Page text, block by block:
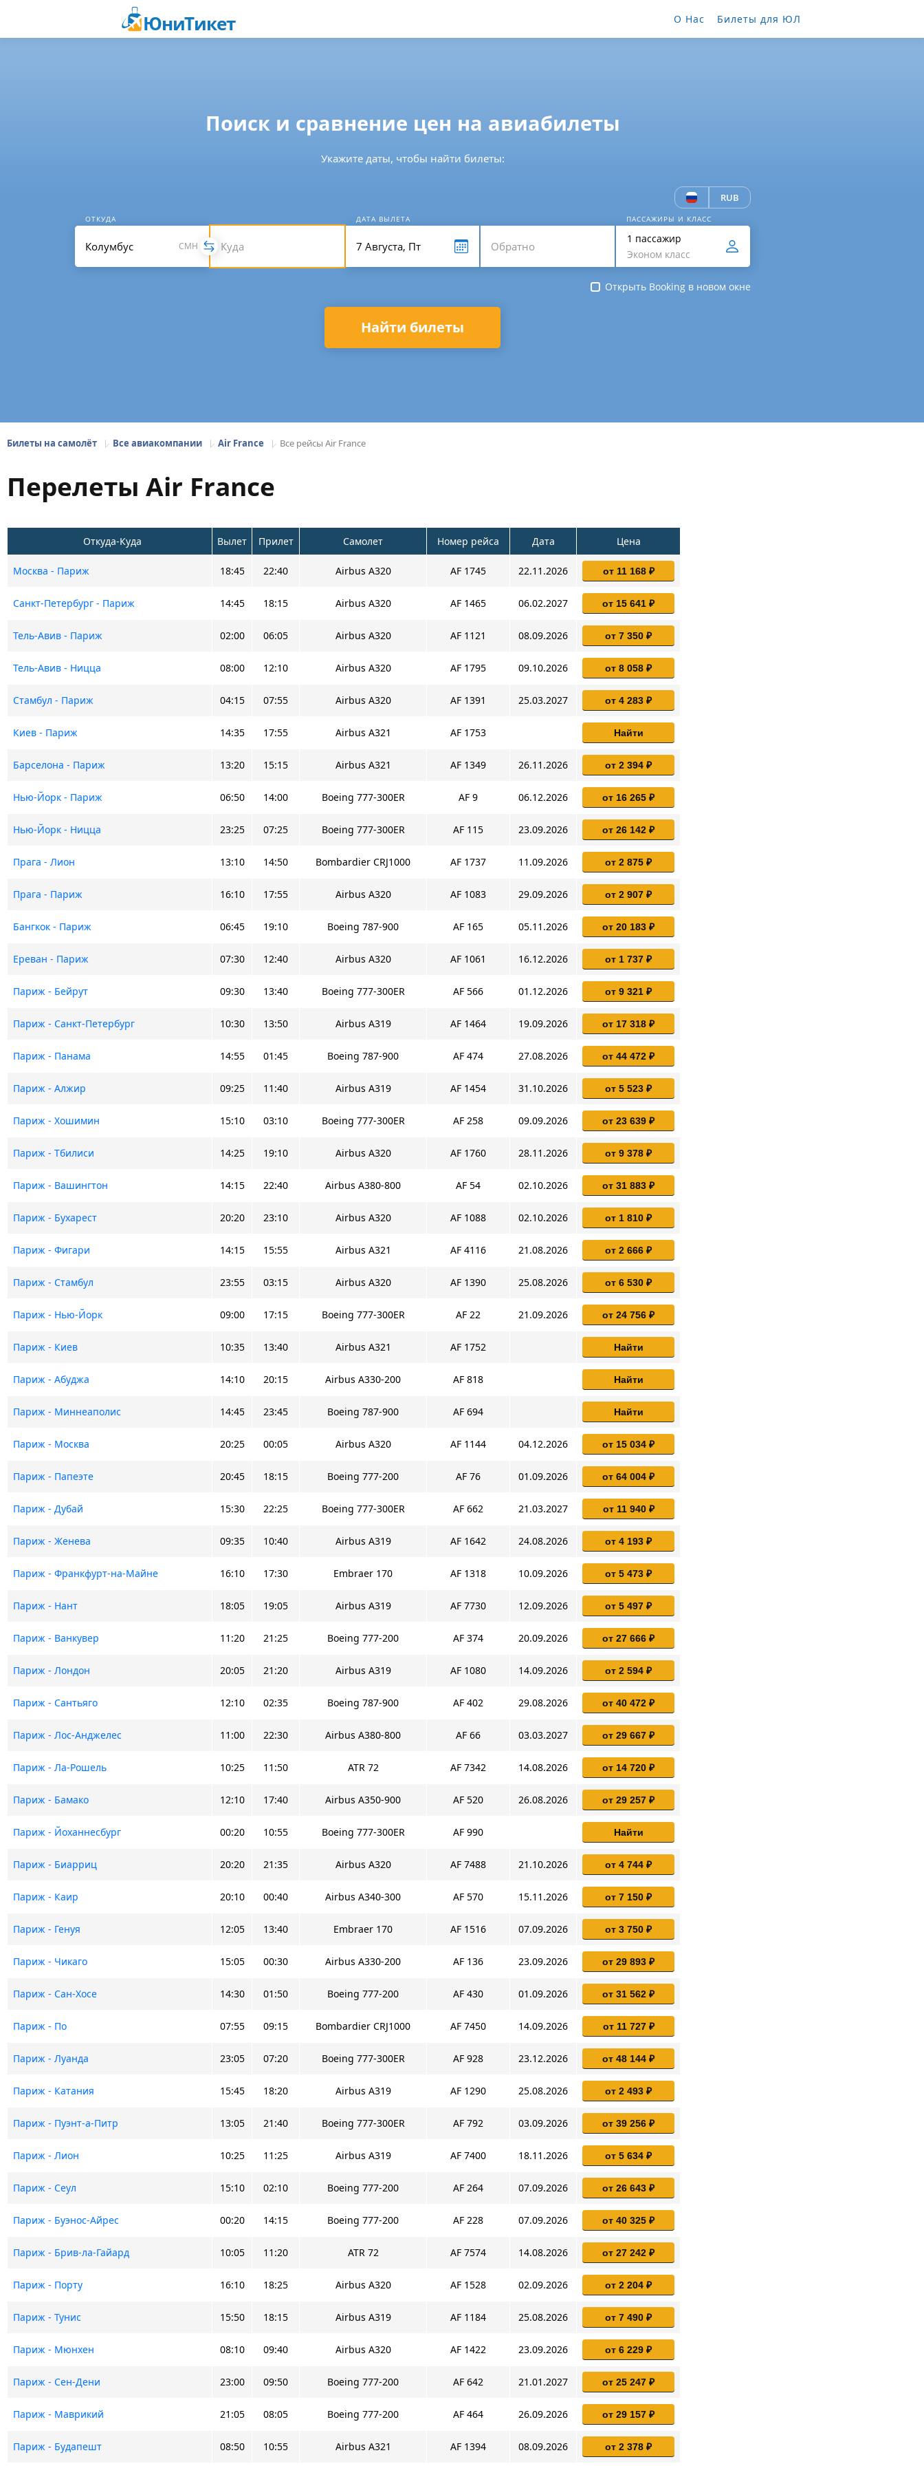
ЮниТикет О Нас Билеты для ЮЛ
Поиск и сравнение цен на авиабилеты
Укажите даты, чтобы найти билеты:
RUB
ОТКУДА
CMH
ДАТА ВЫЛЕТА ПАССАЖИРЫ И КЛАСС
1 пассажир
Эконом класс
Открыть Booking в новом окне
Найти билеты
Билеты на самолёт Все авиакомпании Air France Все рейсы Air France
Перелеты Air France
Откуда-Куда Вылет Прилет Самолет Номер рейса Дата Цена
Москва - Париж 18:45 22:40 Airbus A320 AF 1745 22.11.2026 от 11 168 ₽
Санкт-Петербург - Париж 14:45 18:15 Airbus A320 AF 1465 06.02.2027 от 15 641 ₽
Тель-Авив - Париж 02:00 06:05 Airbus A320 AF 1121 08.09.2026 от 7 350 ₽
Тель-Авив - Ницца 08:00 12:10 Airbus A320 AF 1795 09.10.2026 от 8 058 ₽
Стамбул - Париж 04:15 07:55 Airbus A320 AF 1391 25.03.2027 от 4 283 ₽
Киев - Париж 14:35 17:55 Airbus A321 AF 1753 Найти
Барселона - Париж 13:20 15:15 Airbus A321 AF 1349 26.11.2026 от 2 394 ₽
Нью-Йорк - Париж 06:50 14:00 Boeing 777-300ER AF 9 06.12.2026 от 16 265 ₽
Нью-Йорк - Ницца 23:25 07:25 Boeing 777-300ER AF 115 23.09.2026 от 26 142 ₽
Прага - Лион 13:10 14:50 Bombardier CRJ1000 AF 1737 11.09.2026 от 2 875 ₽
Прага - Париж 16:10 17:55 Airbus A320 AF 1083 29.09.2026 от 2 907 ₽
Бангкок - Париж 06:45 19:10 Boeing 787-900 AF 165 05.11.2026 от 20 183 ₽
Ереван - Париж 07:30 12:40 Airbus A320 AF 1061 16.12.2026 от 1 737 ₽
Париж - Бейрут 09:30 13:40 Boeing 777-300ER AF 566 01.12.2026 от 9 321 ₽
Париж - Санкт-Петербург 10:30 13:50 Airbus A319 AF 1464 19.09.2026 от 17 318 ₽
Париж - Панама 14:55 01:45 Boeing 787-900 AF 474 27.08.2026 от 44 472 ₽
Париж - Алжир 09:25 11:40 Airbus A319 AF 1454 31.10.2026 от 5 523 ₽
Париж - Хошимин 15:10 03:10 Boeing 777-300ER AF 258 09.09.2026 от 23 639 ₽
Париж - Тбилиси 14:25 19:10 Airbus A320 AF 1760 28.11.2026 от 9 378 ₽
Париж - Вашингтон 14:15 22:40 Airbus A380-800 AF 54 02.10.2026 от 31 883 ₽
Париж - Бухарест 20:20 23:10 Airbus A320 AF 1088 02.10.2026 от 1 810 ₽
Париж - Фигари 14:15 15:55 Airbus A321 AF 4116 21.08.2026 от 2 666 ₽
Париж - Стамбул 23:55 03:15 Airbus A320 AF 1390 25.08.2026 от 6 530 ₽
Париж - Нью-Йорк 09:00 17:15 Boeing 777-300ER AF 22 21.09.2026 от 24 756 ₽
Париж - Киев 10:35 13:40 Airbus A321 AF 1752 Найти
Париж - Абуджа 14:10 20:15 Airbus A330-200 AF 818 Найти
Париж - Миннеаполис 14:45 23:45 Boeing 787-900 AF 694 Найти
Париж - Москва 20:25 00:05 Airbus A320 AF 1144 04.12.2026 от 15 034 ₽
Париж - Папеэте 20:45 18:15 Boeing 777-200 AF 76 01.09.2026 от 64 004 ₽
Париж - Дубай 15:30 22:25 Boeing 777-300ER AF 662 21.03.2027 от 11 940 ₽
Париж - Женева 09:35 10:40 Airbus A319 AF 1642 24.08.2026 от 4 193 ₽
Париж - Франкфурт-на-Майне 16:10 17:30 Embraer 170 AF 1318 10.09.2026 от 5 473 ₽
Париж - Нант 18:05 19:05 Airbus A319 AF 7730 12.09.2026 от 5 497 ₽
Париж - Ванкувер 11:20 21:25 Boeing 777-200 AF 374 20.09.2026 от 27 666 ₽
Париж - Лондон 20:05 21:20 Airbus A319 AF 1080 14.09.2026 от 2 594 ₽
Париж - Сантьяго 12:10 02:35 Boeing 787-900 AF 402 29.08.2026 от 40 472 ₽
Париж - Лос-Анджелес 11:00 22:30 Airbus A380-800 AF 66 03.03.2027 от 29 667 ₽
Париж - Ла-Рошель 10:25 11:50 ATR 72 AF 7342 14.08.2026 от 14 720 ₽
Париж - Бамако 12:10 17:40 Airbus A350-900 AF 520 26.08.2026 от 29 257 ₽
Париж - Йоханнесбург 00:20 10:55 Boeing 777-300ER AF 990 Найти
Париж - Биарриц 20:20 21:35 Airbus A320 AF 7488 21.10.2026 от 4 744 ₽
Париж - Каир 20:10 00:40 Airbus A340-300 AF 570 15.11.2026 от 7 150 ₽
Париж - Генуя 12:05 13:40 Embraer 170 AF 1516 07.09.2026 от 3 750 ₽
Париж - Чикаго 15:05 00:30 Airbus A330-200 AF 136 23.09.2026 от 29 893 ₽
Париж - Сан-Хосе 14:30 01:50 Boeing 777-200 AF 430 01.09.2026 от 31 562 ₽
Париж - По 07:55 09:15 Bombardier CRJ1000 AF 7450 14.09.2026 от 11 727 ₽
Париж - Луанда 23:05 07:20 Boeing 777-300ER AF 928 23.12.2026 от 48 144 ₽
Париж - Катания 15:45 18:20 Airbus A319 AF 1290 25.08.2026 от 2 493 ₽
Париж - Пуэнт-а-Питр 13:05 21:40 Boeing 777-300ER AF 792 03.09.2026 от 39 256 ₽
Париж - Лион 10:25 11:25 Airbus A319 AF 7400 18.11.2026 от 5 634 ₽
Париж - Сеул 15:10 02:10 Boeing 777-200 AF 264 07.09.2026 от 26 643 ₽
Париж - Буэнос-Айрес 00:20 14:15 Boeing 777-200 AF 228 07.09.2026 от 40 325 ₽
Париж - Брив-ла-Гайард 10:05 11:20 ATR 72 AF 7574 14.08.2026 от 27 242 ₽
Париж - Порту 16:10 18:25 Airbus A320 AF 1528 02.09.2026 от 2 204 ₽
Париж - Тунис 15:50 18:15 Airbus A319 AF 1184 25.08.2026 от 7 490 ₽
Париж - Мюнхен 08:10 09:40 Airbus A320 AF 1422 23.09.2026 от 6 229 ₽
Париж - Сен-Дени 23:00 09:50 Boeing 777-200 AF 642 21.01.2027 от 25 247 ₽
Париж - Маврикий 21:05 08:05 Boeing 777-200 AF 464 26.09.2026 от 29 157 ₽
Париж - Будапешт 08:50 10:55 Airbus A321 AF 1394 08.09.2026 от 2 378 ₽